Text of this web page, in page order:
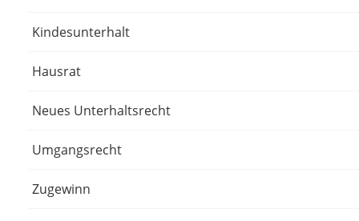
Kindesunterhalt
Hausrat
Neues Unterhaltsrecht
Umgangsrecht
Zugewinn